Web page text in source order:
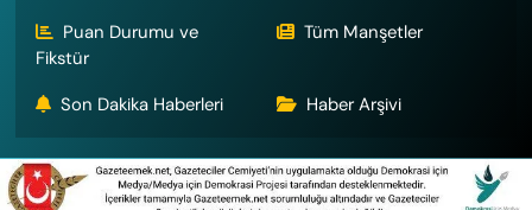
Puan Durumu ve
Fikstür
Tüm Manşetler
Son Dakika Haberleri Haber Arşivi